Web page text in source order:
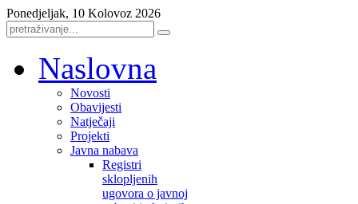
Ponedjeljak, 10 Kolovoz 2026
Naslovna
Novosti
Obavijesti
Natječaji
Projekti
Javna nabava
Registri
sklopljenih
ugovora o javnoj